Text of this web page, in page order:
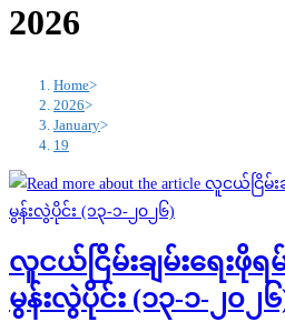
2026
Home>
2026>
January>
19
လူငယ်ငြိမ်းချမ်းရေးဖို
မွန်းလွဲပိုင်း (၁၃-၁-၂၀၂၆